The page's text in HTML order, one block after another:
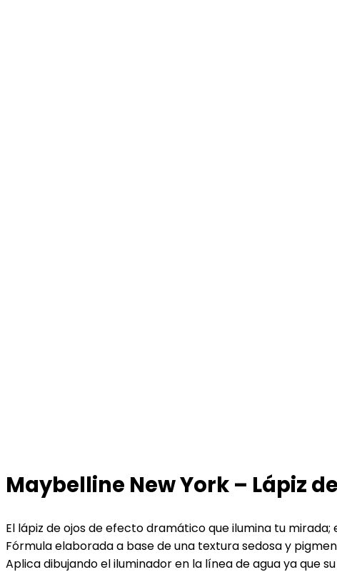
Maybelline New York – Lápiz
El lápiz de ojos de efecto dramático que ilumina tu
Fórmula elaborada a base de una textura sedosa y
Aplica dibujando el iluminador en la línea de agua ya que